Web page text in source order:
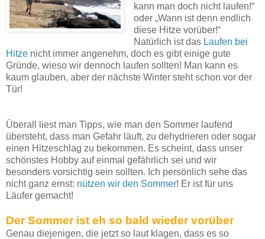
kann man doch nicht laufen!“
oder „Wann ist denn endlich
diese Hitze vorüber!“
Natürlich ist das Laufen bei
Hitze nicht immer angenehm, doch es gibt einige gute
Gründe, wieso wir dennoch laufen sollten! Man kann es
kaum glauben, aber der nächste Winter steht schon vor der
Tür!
Überall liest man Tipps, wie man den Sommer laufend
übersteht, dass man Gefahr läuft, zu dehydrieren oder sogar
einen Hitzeschlag zu bekommen. Es scheint, dass unser
schönstes Hobby auf einmal gefährlich sei und wir
besonders vorsichtig sein sollten. Ich persönlich sehe das
nicht ganz ernst: nützen wir den Sommer! Er ist für uns
Läufer gemacht!
Der Sommer ist eh so bald wieder vorüber
Genau diejenigen, die jetzt so laut klagen, dass es so